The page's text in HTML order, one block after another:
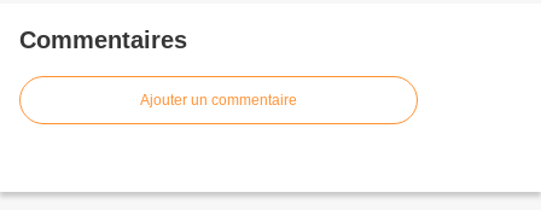
Commentaires
Ajouter un commentaire